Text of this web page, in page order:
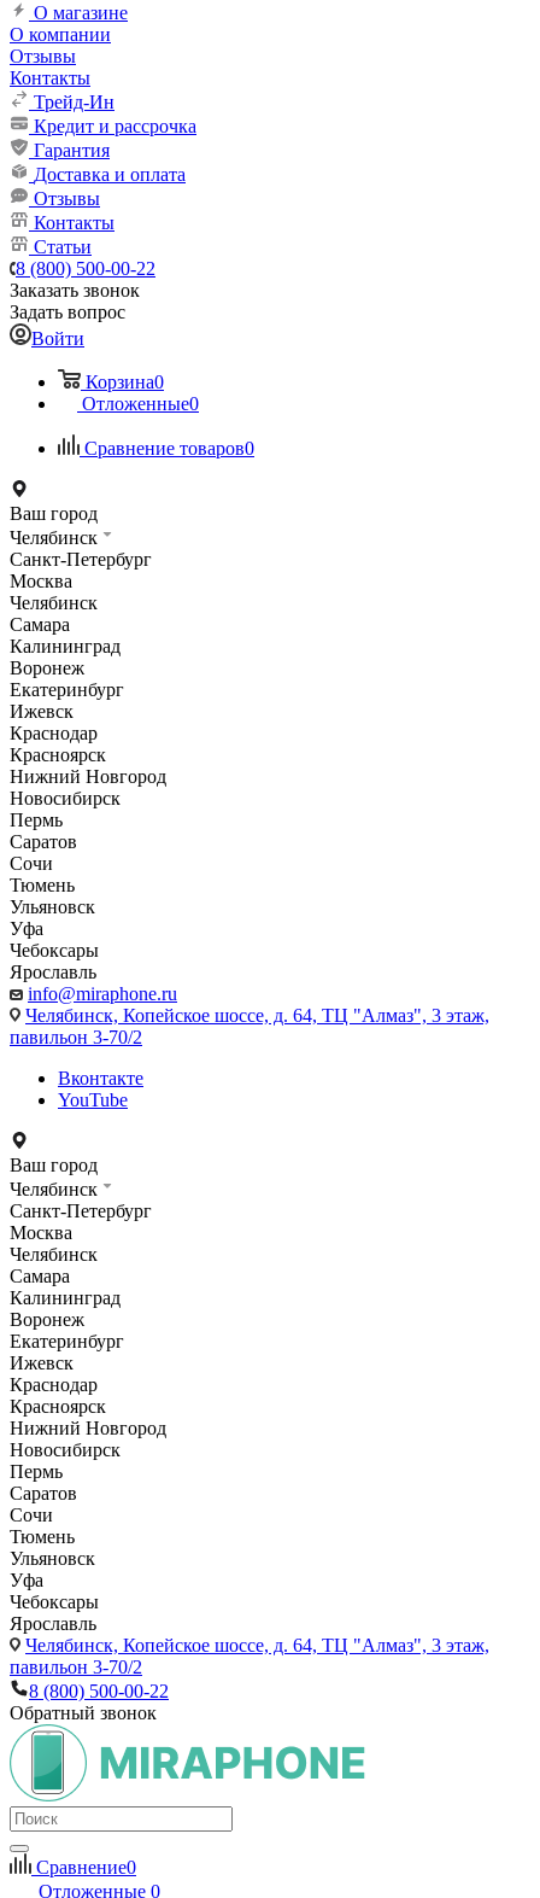
О магазине
О компании
Отзывы
Контакты
Трейд-Ин
Кредит и рассрочка
Гарантия
Доставка и оплата
Отзывы
Контакты
Статьи
8 (800) 500-00-22
Заказать звонок
Задать вопрос
Войти
Корзина0
Отложенные0
Сравнение товаров0
Ваш город
Челябинск
Санкт-Петербург
Москва
Челябинск
Самара
Калининград
Воронеж
Екатеринбург
Ижевск
Краснодар
Красноярск
Нижний Новгород
Новосибирск
Пермь
Саратов
Сочи
Тюмень
Ульяновск
Уфа
Чебоксары
Ярославль
info@miraphone.ru
Челябинск, Копейское шоссе, д. 64, ТЦ "Алмаз", 3 этаж,
павильон 3-70/2
Вконтакте
YouTube
Ваш город
Челябинск
Санкт-Петербург
Москва
Челябинск
Самара
Калининград
Воронеж
Екатеринбург
Ижевск
Краснодар
Красноярск
Нижний Новгород
Новосибирск
Пермь
Саратов
Сочи
Тюмень
Ульяновск
Уфа
Чебоксары
Ярославль
Челябинск, Копейское шоссе, д. 64, ТЦ "Алмаз", 3 этаж,
павильон 3-70/2
8 (800) 500-00-22
Обратный звонок
Сравнение0
Отложенные 0